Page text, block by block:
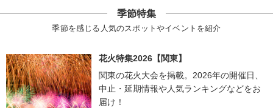
季節特集
季節を感じる人気のスポットやイベントを紹介
花火特集2026【関東】
関東の花火大会を掲載。2026年の開催日、
中止・延期情報や人気ランキングなどをお
届け！